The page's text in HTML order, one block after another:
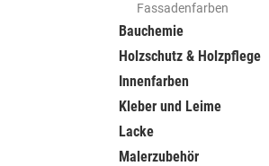
Fassadenfarben
Bauchemie
Holzschutz & Holzpflege
Innenfarben
Kleber und Leime
Lacke
Malerzubehör